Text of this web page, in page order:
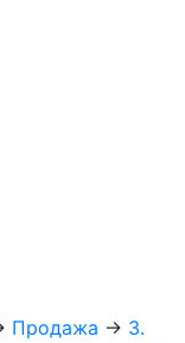
Продажа → 3.